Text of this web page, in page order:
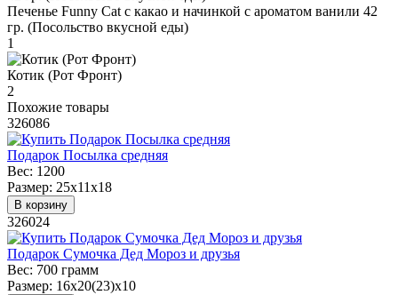
Печенье Funny Сat с какао и начинкой с ароматом ванили 42
гр. (Посольство вкусной еды)
1
Котик (Рот Фронт)
2
Похожие товары
326086
Подарок Посылка средняя
Вес: 1200
Размер: 25х11х18
В корзину
326024
Подарок Сумочка Дед Мороз и друзья
Вес: 700 грамм
Размер: 16х20(23)х10